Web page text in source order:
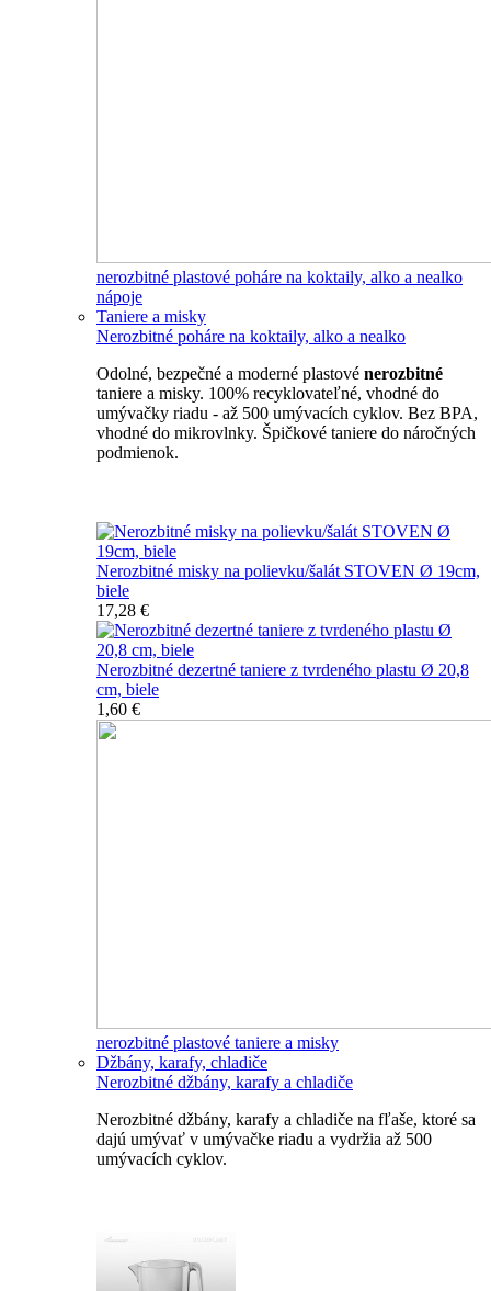
nerozbitné plastové poháre na koktaily, alko a nealko
nápoje
Taniere a misky
Nerozbitné poháre na koktaily, alko a nealko
Odolné, bezpečné a moderné plastové nerozbitné
taniere a misky. 100% recyklovateľné, vhodné do
umývačky riadu - až 500 umývacích cyklov. Bez BPA,
vhodné do mikrovlnky. Špičkové taniere do náročných
podmienok.
Nerozbitné misky na polievku/šalát STOVEN Ø 19cm,
biele
17,28 €
Nerozbitné dezertné taniere z tvrdeného plastu Ø 20,8
cm, biele
1,60 €
nerozbitné plastové taniere a misky
Džbány, karafy, chladiče
Nerozbitné džbány, karafy a chladiče
Nerozbitné džbány, karafy a chladiče na fľaše, ktoré sa
dajú umývať v umývačke riadu a vydržia až 500
umývacích cyklov.